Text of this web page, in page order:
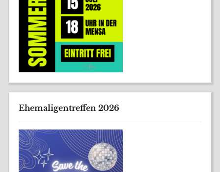
Ehemaligentreffen 2026